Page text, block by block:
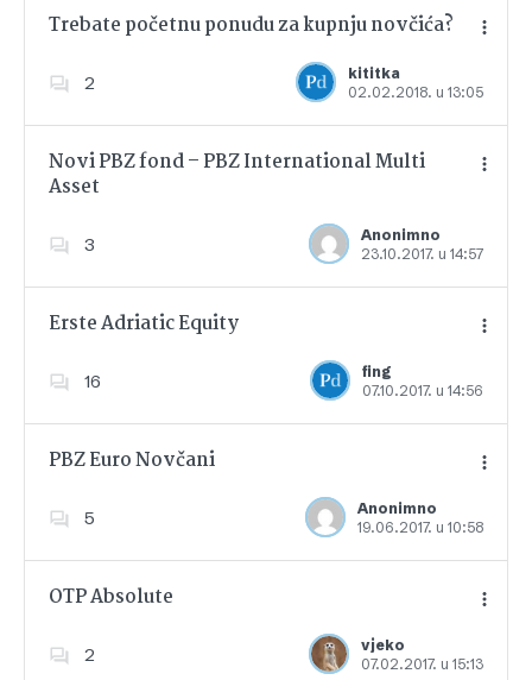
Trebate početnu ponudu za kupnju novčića?
2
kititka
02.02.2018. u 13:05
Dodajte u favorite
Novi PBZ fond – PBZ International Multi
Asset
3
Anonimno
23.10.2017. u 14:57
Dodajte u favorite
Erste Adriatic Equity
16
fing
07.10.2017. u 14:56
Dodajte u favorite
PBZ Euro Novčani
5
Anonimno
19.06.2017. u 10:58
Dodajte u favorite
OTP Absolute
2
vjeko
07.02.2017. u 15:13
Dodajte u favorite